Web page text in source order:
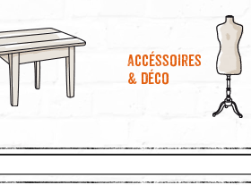
Accéssoires
& déco